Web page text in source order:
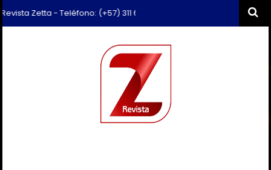
Zetta - Teléfono: (+57) 311 659 6374 - Correo: